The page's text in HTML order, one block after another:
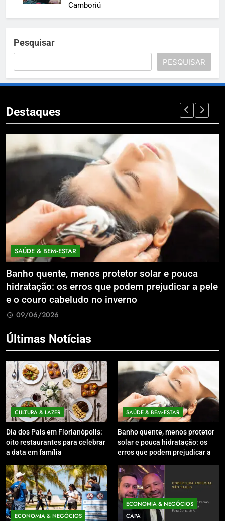
Camboriú
Pesquisar
PESQUISAR
Destaques
SAÚDE & BEM‑ESTAR
Banho quente, menos protetor solar e pouca
hidratação: os erros que podem prejudicar a pele
e o couro cabeludo no inverno
09/06/2026
Últimas Notícias
CULTURA & LAZER
Dia dos Pais em Florianópolis:
oito restaurantes para celebrar
a data em família
SAÚDE & BEM‑ESTAR
Banho quente, menos protetor
solar e pouca hidratação: os
erros que podem prejudicar a
inverno
ECONOMIA & NEGÓCIOS
ECONOMIA & NEGÓCIOS
CAPA